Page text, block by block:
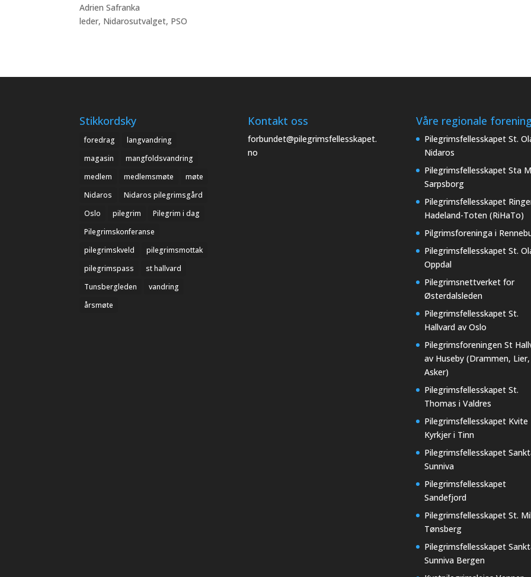
Adrien Safranka
leder, Nidarosutvalget, PSO
Stikkordsky
foredrag
langvandring
magasin
mangfoldsvandring
medlem
medlemsmøte
møte
Nidaros
Nidaros pilegrimsgård
Oslo
pilegrim
Pilegrim i dag
Pilegrimskonferanse
pilegrimskveld
pilegrimsmottak
pilegrimspass
st hallvard
Tunsbergleden
vandring
årsmøte
Kontakt oss
forbundet@pilegrimsfellesskapet.
no
Våre regionale
Pilegrimsfellesskapet St.
Nidaros
Pilegrimsfellesskapet Sta
Sarpsborg
Pilegrimsfellesskapet
Hadeland-Toten (RiHaTo)
Pilgrimsforeninga i
Pilegrimsfellesskapet St.
Oppdal
Pilegrimsnettverket for
Østerdalsleden
Pilegrimsfellesskapet St.
Hallvard av Oslo
Pilegrimsforeningen St
av Huseby (Drammen, Lier,
Asker)
Pilegrimsfellesskapet St.
Thomas i Valdres
Pilegrimsfellesskapet Kvite
Kyrkjer i Tinn
Pilegrimsfellesskapet
Sunniva
Pilegrimsfellesskapet
Sandefjord
Pilegrimsfellesskapet St.
Tønsberg
Pilegrimsfellesskapet
Sunniva Bergen